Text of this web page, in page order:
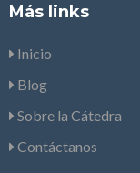
Más links
Inicio
Blog
Sobre la Cátedra
Contáctanos